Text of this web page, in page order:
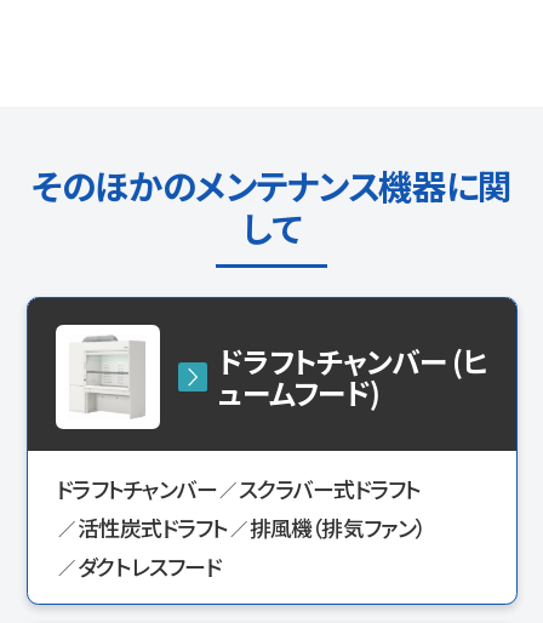
そのほかのメンテナンス機器に関
して
ドラフトチャンバー (ヒ
ュームフード)
ドラフトチャンバー
スクラバー式ドラフト
活性炭式ドラフト
排風機（排気ファン）
ダクトレスフード